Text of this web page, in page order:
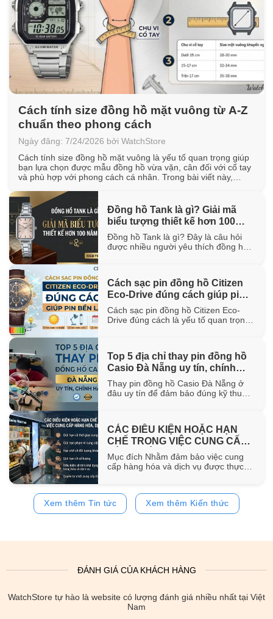
Cách tính size đồng hồ mặt vuông từ A-Z
chuẩn theo phong cách
Ngày đăng: 7/24/2026 bởi WatchStore
Cách tính size đồng hồ mặt vuông là yếu tố quan trọng giúp
bạn lựa chọn được mẫu đồng hồ vừa vặn, cân đối với cổ tay
và phù hợp với phong cách cá nhân. Trong bài viết này,
thước mặt vuông [...]
Đồng hồ Tank là gì? Giải mã
biểu tượng thiết kế hơn 100
năm tuổi
Đồng hồ Tank là gì? Đây là câu hỏi
được nhiều người yêu thích đồng hồ
Trong bài viết này, WatchStore sẽ
giúp bạn khám phá nguồn gốc ra đời,
đặc điểm [...]
Cách sạc pin đồng hồ Citizen
Eco-Drive đúng cách giúp pin
bền lâu
Cách sạc pin đồng hồ Citizen Eco-
Drive đúng cách là yếu tố quan trọng
WatchStore sẽ hướng dẫn chi tiết các
phương pháp sạc bằng ánh sáng mặt
trời, ánh [...]
Top 5 địa chỉ thay pin đồng hồ
Casio Đà Nẵng uy tín, chính
hãng
Thay pin đồng hồ Casio Đà Nẵng ở
đâu uy tín để đảm bảo đúng kỹ thuật
thay pin Casio đáng tin cậy tại Đà
Nẵng, đồng thời chia sẻ quy trình
thay pin và bảng giá tham [...]
CÁC ĐIỀU KIỆN HOẶC HẠN
CHẾ TRONG VIỆC CUNG CẤP
HÀNG HÓA, DỊCH VỤ
Mục đích Nhằm đảm bảo việc cung
cấp hàng hóa và dịch vụ được thực
khách hàng, website
https://www.watchstore.vn công bố
các điều kiện và giới hạn áp dụng đối
Xem thêm Tin tức Xem thêm Kiến thức
ĐÁNH GIÁ CỦA KHÁCH HÀNG
WatchStore tự hào là website có lượng đánh giá nhiều nhất tại Việt
Nam